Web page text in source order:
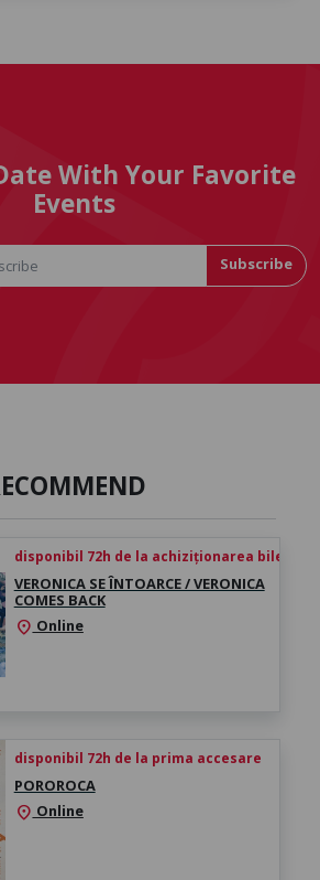
With Your Favorite
Events
Subscribe
disponibil 72h de la achiziționarea biletului
VERONICA SE ÎNTOARCE / VERONICA
COMES BACK
location_on Online
disponibil 72h de la prima accesare
POROROCA
location_on Online